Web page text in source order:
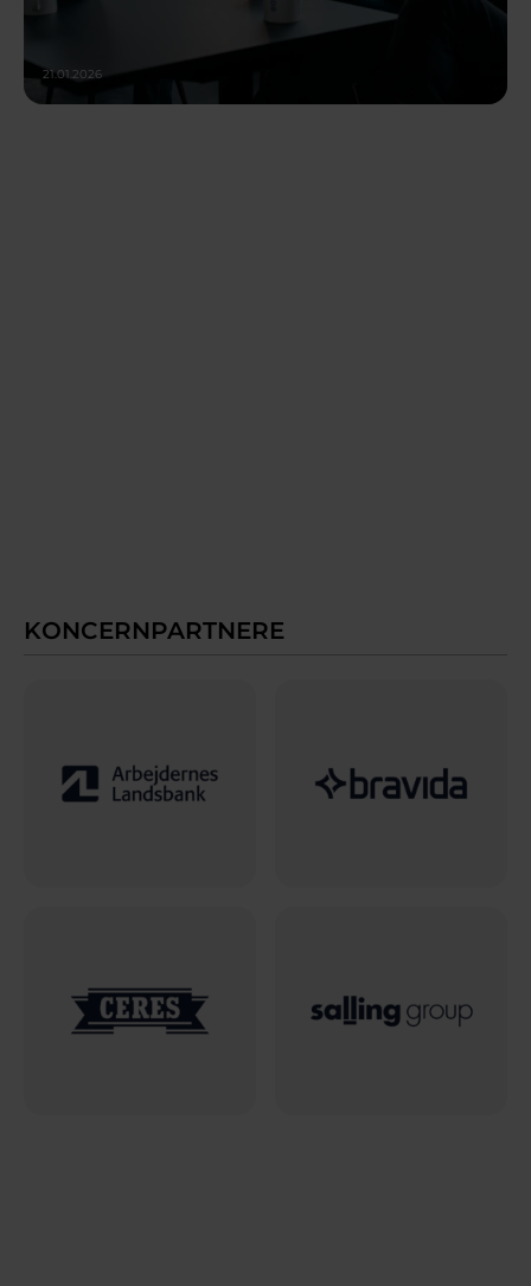
21.01.2026
KONCERNPARTNERE